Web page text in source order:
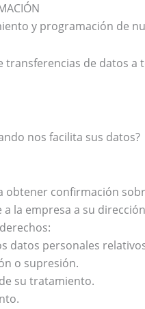
y programación de
transferencias de datos a
nos facilita sus datos?
obtener confirmación
la empresa a su
datos personales
o supresión.
su tratamiento.